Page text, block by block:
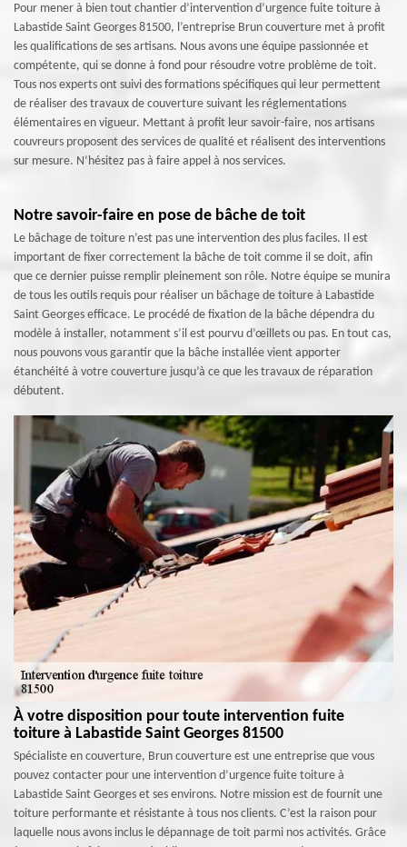
Pour mener à bien tout chantier d’intervention d’urgence fuite toiture à
Labastide Saint Georges 81500, l’entreprise Brun couverture met à profit
les qualifications de ses artisans. Nous avons une équipe passionnée et
compétente, qui se donne à fond pour résoudre votre problème de toit.
Tous nos experts ont suivi des formations spécifiques qui leur permettent
de réaliser des travaux de couverture suivant les réglementations
élémentaires en vigueur. Mettant à profit leur savoir-faire, nos artisans
couvreurs proposent des services de qualité et réalisent des interventions
sur mesure. N’hésitez pas à faire appel à nos services.
Notre savoir-faire en pose de bâche de toit
Le bâchage de toiture n’est pas une intervention des plus faciles. Il est
important de fixer correctement la bâche de toit comme il se doit, afin
que ce dernier puisse remplir pleinement son rôle. Notre équipe se munira
de tous les outils requis pour réaliser un bâchage de toiture à Labastide
Saint Georges efficace. Le procédé de fixation de la bâche dépendra du
modèle à installer, notamment s’il est pourvu d’œillets ou pas. En tout cas,
nous pouvons vous garantir que la bâche installée vient apporter
étanchéité à votre couverture jusqu’à ce que les travaux de réparation
débutent.
À votre disposition pour toute intervention fuite
toiture à Labastide Saint Georges 81500
Spécialiste en couverture, Brun couverture est une entreprise que vous
pouvez contacter pour une intervention d’urgence fuite toiture à
Labastide Saint Georges et ses environs. Notre mission est de fournit une
toiture performante et résistante à tous nos clients. C’est la raison pour
laquelle nous avons inclus le dépannage de toit parmi nos activités. Grâce